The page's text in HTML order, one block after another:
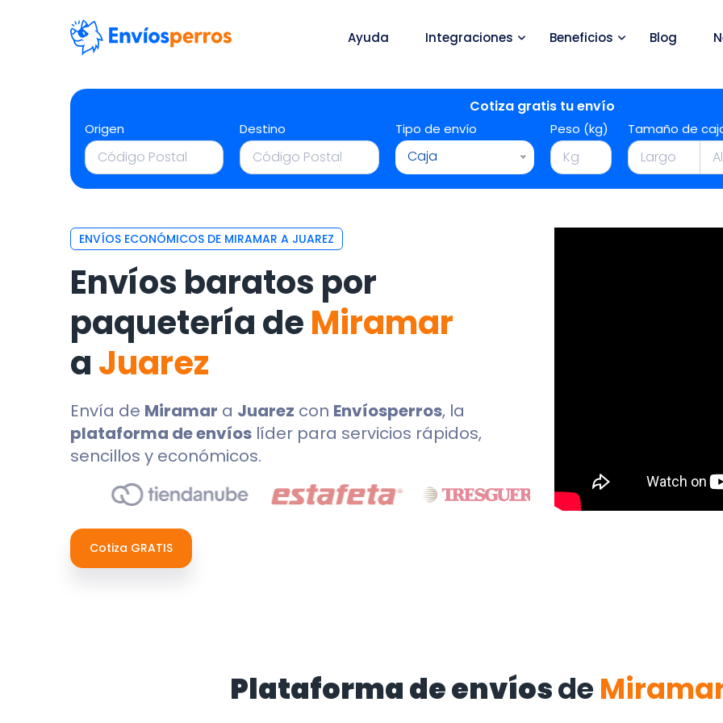
Ayuda Integraciones Beneficios Blog
Cotiza gratis tu envío
Origen Destino Tipo de envío
Caja
Peso (kg) Tamaño de
ENVÍOS ECONÓMICOS DE MIRAMAR A JUAREZ
Envíos baratos por
paquetería deMiramar
aJuarez
Envía de Miramar a Juarez con Envíosperros, la
plataforma de envíos líder para servicios rápidos,
sencillos y económicos.
Cotiza GRATIS
Plataforma de envíosde